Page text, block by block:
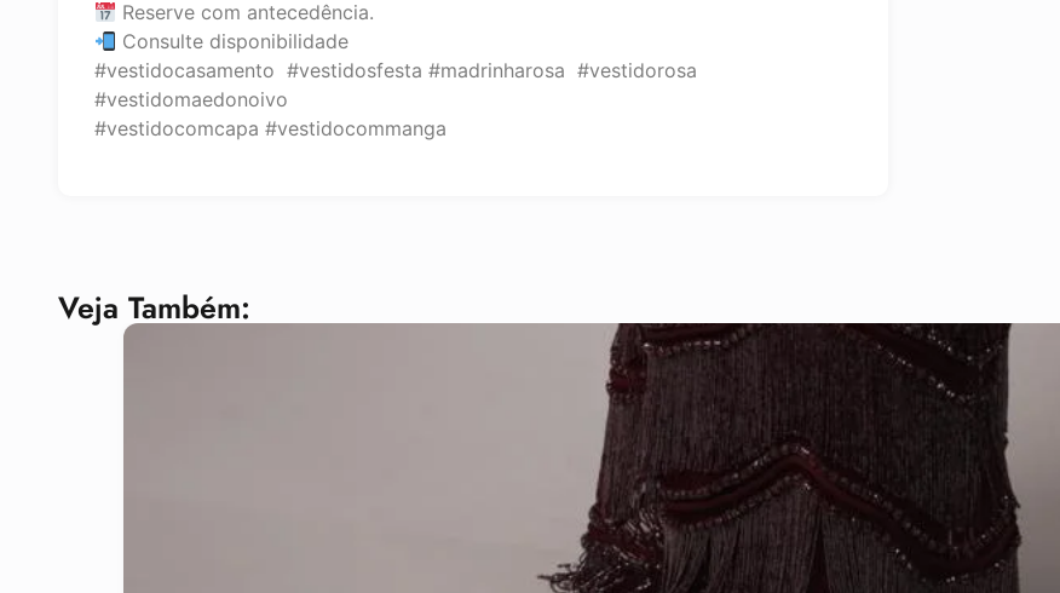
Reserve com antecedência.
Consulte disponibilidade
#vestidocasamento #vestidosfesta #madrinharosa #vestidorosa
#vestidomaedonoivo
#vestidocomcapa #vestidocommanga
Veja Também: